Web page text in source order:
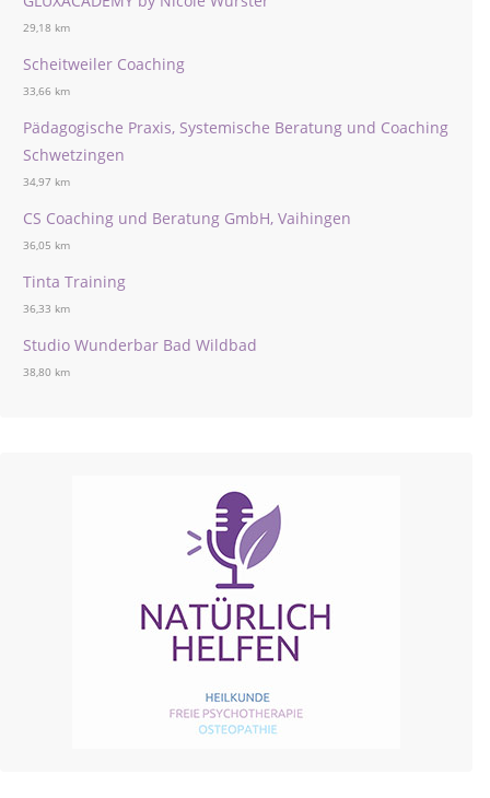
29,18 km
Scheitweiler Coaching
33,66 km
Pädagogische Praxis, Systemische Beratung und Coaching
Schwetzingen
34,97 km
CS Coaching und Beratung GmbH, Vaihingen
36,05 km
Tinta Training
36,33 km
Studio Wunderbar Bad Wildbad
38,80 km